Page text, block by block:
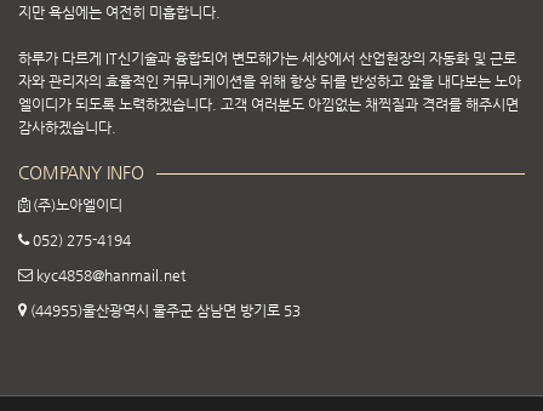
지만 욕심에는 여전히 미흡합니다.
하루가 다르게 IT신기술과 융합되어 변모해가는 세상에서 산업현장의 자동화 및 근로
자와 관리자의 효율적인 커뮤니케이션을 위해 항상 뒤를 반성하고 앞을 내다보는 노아
엘이디가 되도록 노력하겠습니다. 고객 여러분도 아낌없는 채찍질과 격려를 해주시면
감사하겠습니다.
COMPANY INFO
(주)노아엘이디
052) 275-4194
kyc4858@hanmail.net
(44955)울산광역시 울주군 삼남면 방기로 53